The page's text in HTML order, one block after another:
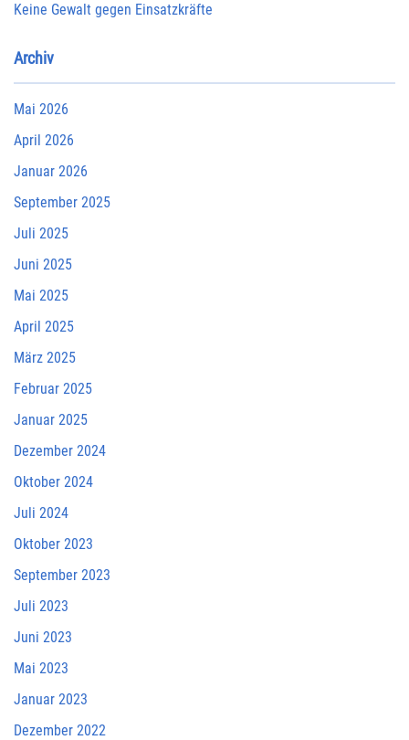
Keine Gewalt gegen Einsatzkräfte
Archiv
Mai 2026
April 2026
Januar 2026
September 2025
Juli 2025
Juni 2025
Mai 2025
April 2025
März 2025
Februar 2025
Januar 2025
Dezember 2024
Oktober 2024
Juli 2024
Oktober 2023
September 2023
Juli 2023
Juni 2023
Mai 2023
Januar 2023
Dezember 2022